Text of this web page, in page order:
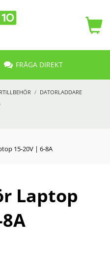
FRÅGA DIREKT
DATORLADDARE
Laptop